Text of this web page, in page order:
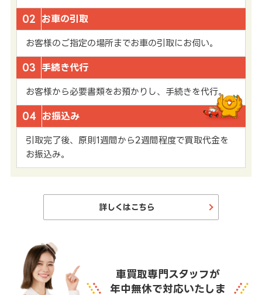
02 お車の引取
お客様のご指定の場所までお車の引取にお伺い。
03 手続き代行
お客様から必要書類をお預かりし、手続きを代行。
04 お振込み
引取完了後、原則1週間から2週間程度で買取代金を
お振込み。
詳しくはこちら
車買取専門スタッフが
年中無休で対応いたしま